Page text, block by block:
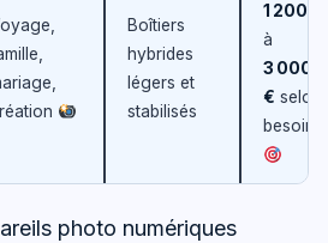
Boîtiers
hybrides
légers et
stabilisés
1 200 €
à
3 000
€ selon
besoins
photo numériques